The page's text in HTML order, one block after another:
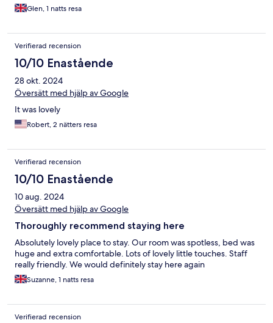
Glen, 1 natts resa
Verifierad recension
10/10 Enastående
28 okt. 2024
Översätt med hjälp av Google
It was lovely
Robert, 2 nätters resa
Verifierad recension
10/10 Enastående
10 aug. 2024
Översätt med hjälp av Google
Thoroughly recommend staying here
Absolutely lovely place to stay. Our room was spotless, bed was
huge and extra comfortable. Lots of lovely little touches. Staff
really friendly. We would definitely stay here again
Suzanne, 1 natts resa
Verifierad recension